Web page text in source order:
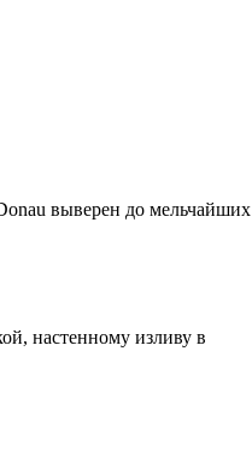
выверен до мельчайших
настенному изливу в